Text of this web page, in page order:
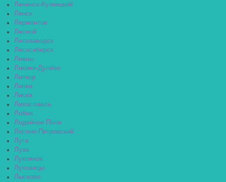
Ленинск-Кузнецкий
Ленск
Лермонтов
Лесной
Лесозаводск
Лесосибирск
Ливны
Ликино-Дулёво
Липецк
Липки
Лиски
Лихославль
Лобня
Лодейное Поле
Лосино-Петровский
Луга
Луза
Лукоянов
Луховицы
Лысково